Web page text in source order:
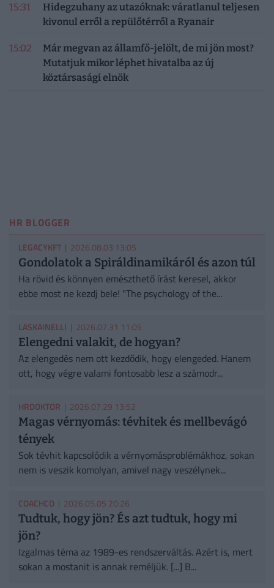
15:31
Hidegzuhany az utazóknak: váratlanul teljesen
kivonul erről a repülőtérről a Ryanair
15:02
Már megvan az államfő-jelölt, de mi jön most?
Mutatjuk mikor léphet hivatalba az új
köztársasági elnök
HR BLOGGER
LEGACYKFT | 2026.08.03 13:05
Gondolatok a Spiráldinamikáról és azon túl
Ha rövid és könnyen emészthető írást keresel, akkor
ebbe most ne kezdj bele! "The psychology of the...
LASKAINELLI | 2026.07.31 11:05
Elengedni valakit, de hogyan?
Az elengedés nem ott kezdődik, hogy elengeded. Hanem
ott, hogy végre valami fontosabb lesz a számodr...
HRDOKTOR | 2026.07.29 13:52
Magas vérnyomás: tévhitek és mellbevágó
tények
Sok tévhit kapcsolódik a vérnyomásproblémákhoz, sokan
nem is veszik komolyan, amivel nagy veszélynek...
COACHCO | 2026.05.05 20:26
Tudtuk, hogy jön? És azt tudtuk, hogy mi
jön?
Izgalmas téma az 1989-es rendszerváltás. Azért is, mert
sokan a mostanit is annak reméljük. [...] B...